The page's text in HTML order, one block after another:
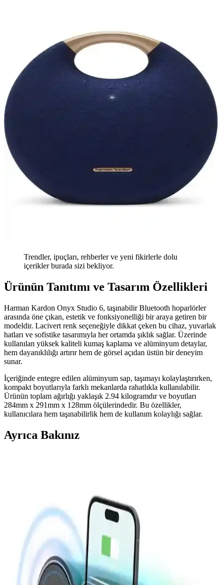
Trendler, ipuçları, rehberler ve yeni fikirlerle dolu
içerikler burada sizi bekliyor.
Ürünün Tanıtımı ve Tasarım Özellikleri
Harman Kardon Onyx Studio 6, taşınabilir Bluetooth hoparlörler
arasında öne çıkan, estetik ve fonksiyonelliği bir araya getiren bir
modeldir. Lacivert renk seçeneğiyle dikkat çeken bu cihaz, yuvarlak
hatları ve sofistike tasarımıyla her ortamda şıklık sağlar. Üzerinde
kullanılan yüksek kaliteli kumaş kaplama ve alüminyum detaylar,
hem dayanıklılığı artırır hem de görsel açıdan üstün bir deneyim
sunar.
İçeriğinde entegre edilen alüminyum sap, taşımayı kolaylaştırırken,
kompakt boyutlarıyla farklı mekanlarda rahatlıkla kullanılabilir.
Ürünün toplam ağırlığı yaklaşık 2.94 kilogramdır ve boyutları
284mm x 291mm x 128mm ölçülerindedir. Bu özellikler,
kullanıcılara hem taşınabilirlik hem de kullanım kolaylığı sağlar.
Ayrıca Bakınız
Chalmers Üniversitesi'nin geliştirdiği minyatür lazer teknolojisi,
laboratuvar testlerini ev ve kırsal sağlık merkezlerine taşıyarak
erişilebilirliği artırıyor. Bu teknoloji küçük hacimlerde hızlı ve hassas
biyokimyasal analizler yapabiliyor.
Estetik ve Taşınabilir Yaz Fanları: Modern
Tasarımlarla Serinlik Sunan Pratik Ürünler
Modern tasarımlı taşınabilir yaz fanları, hafif ve pratik kullanımıyla
seyahat ve ofis ortamlarında serinlik sağlar, şık görünümleriyle de